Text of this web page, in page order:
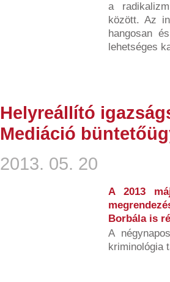
a
között. Az
hangosan
lehetséges
Helyreállító
Mediáció
2013. 05. 20
A 2013
Borbála is
A
kriminológia